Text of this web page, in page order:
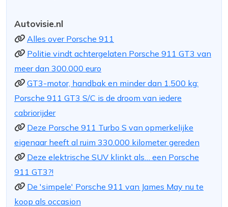
Autovisie.nl
Alles over Porsche 911
Politie vindt achtergelaten Porsche 911 GT3 van
meer dan 300.000 euro
GT3-motor, handbak en minder dan 1.500 kg:
Porsche 911 GT3 S/C is de droom van iedere
cabriorijder
Deze Porsche 911 Turbo S van opmerkelijke
eigenaar heeft al ruim 330.000 kilometer gereden
Deze elektrische SUV klinkt als… een Porsche
911 GT3?!
De 'simpele' Porsche 911 van James May nu te
koop als occasion